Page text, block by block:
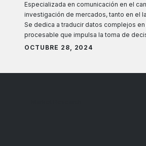
Especializada en comunicación en el
investigación de mercados, tanto en el
Se dedica a traducir datos complejos
procesable que impulsa la toma de
OCTUBRE 28, 2024